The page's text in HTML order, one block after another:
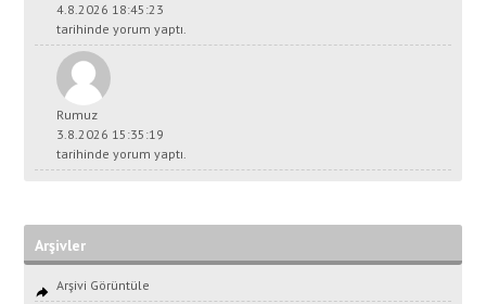
4.8.2026 18:45:23
tarihinde yorum yaptı.
Rumuz
3.8.2026 15:35:19
tarihinde yorum yaptı.
Arşivler
Arşivi Görüntüle